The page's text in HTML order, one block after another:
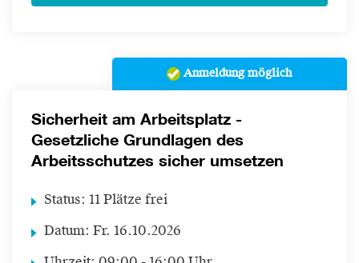
Anmeldung möglich
Sicherheit am Arbeitsplatz -
Gesetzliche Grundlagen des
Arbeitsschutzes sicher umsetzen
Status: 11 Plätze frei
Datum: Fr. 16.10.2026